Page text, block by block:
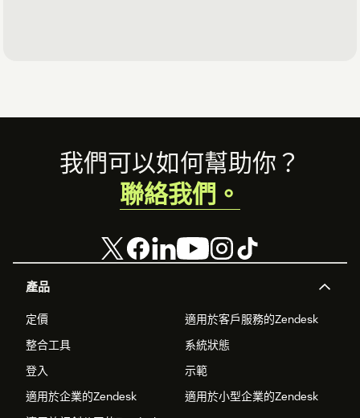
Footer
產品
定價
適用於客戶服務的Zendesk
整合工具
系統狀態
登入
示範
適用於企業的Zendesk
適用於小型企業的Zendesk
我們可以如何幫助你？
聯絡我們。